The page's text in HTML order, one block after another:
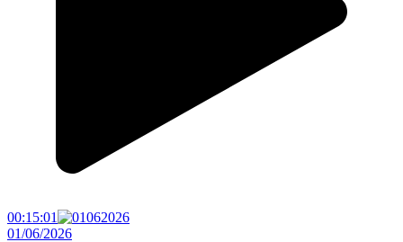
00:15:01
01/06/2026